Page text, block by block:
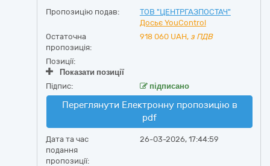
Пропозицію подав:
ТОВ "ЦЕНТРГАЗПОСТАЧ"
Досьє YouControl
Остаточна
пропозиція:
918 060 UAH, з ПДВ
Позиції:
Показати позиції
Підпис:
підписано
Переглянути Електронну пропозицію в
pdf
Дата та час
подання
пропозиції:
26-03-2026, 17:44:59